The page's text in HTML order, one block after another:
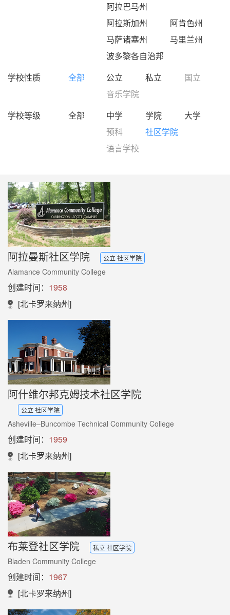
阿拉巴马州
阿拉斯加州
阿肯色州
马萨诸塞州
马里兰州
波多黎各自治邦
学校性质
全部 公立 私立
国立
音乐学院
学校等级
全部 中学 学院
大学
预科
社区学院
语言学校
阿拉曼斯社区学院 公立 社区学院
Alamance Community College
创建时间： 1958
[北卡罗来纳州]
阿什维尔邦克姆技术社区学院
公立 社区学院
Asheville–Buncombe Technical Community College
创建时间： 1959
[北卡罗来纳州]
布莱登社区学院 私立 社区学院
Bladen Community College
创建时间： 1967
[北卡罗来纳州]